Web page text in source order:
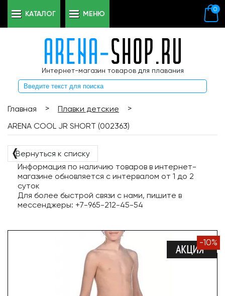
Интернет-магазин товаров для плавания
0
КАТАЛОГ МЕНЮ
Главная > Плавки детские
>
ARENA COOL JR SHORT (002363)
❬Вернуться к списку
Информация по наличию товаров в интернет-
магазине обновляется с интервалом от 1 до 2
суток
Для более быстрой связи с нами, пишите в
мессенджеры: +7-965-212-45-54
-10%